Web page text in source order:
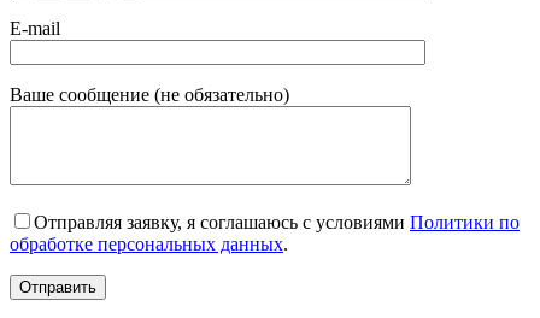
E-mail
Ваше сообщение (не обязательно)
Отправляя заявку, я соглашаюсь с условиями Политики по
обработке персональных данных.